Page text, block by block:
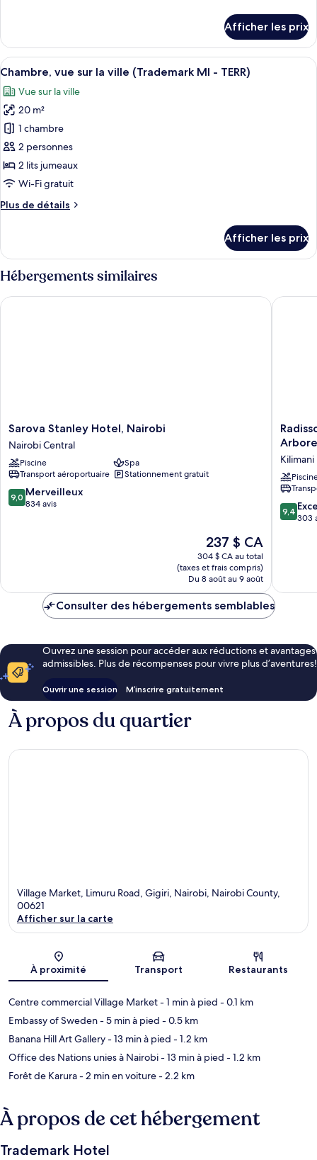
MI
-
EXDX)
Chambre
(Trademark
MI
EXDX)
Afficher les prix
Afficher
toutes
les
photos
pour
ce
type
de
chambre :
Chambre,
la
ville
MI
Une chambre d’hôtel avec deux
6
Chambre, vue sur la ville (Trademark MI - TERR)
Vue sur la ville
20 m²
1 chambre
2 personnes
2 lits jumeaux
Wi-Fi gratuit
Plus de détails
Plus
Chambre,
vue
sur
ville
Afficher les prix
Hébergements similaires
Sarova
Stanley
Hotel,
Nairobi
Nairobi
Central
Sarova Stanley Hotel, Nairobi
Nairobi Central
Piscine
Spa
Transport aéroportuaire
Stationnement gratuit
9.0
sur
9,0 Merveilleux
834 avis
Le
prix
est
de
237 $ CA
237 $ CA
304 $ CA au total
(taxes et frais compris)
Du 8 août au 9 août
Sarova Stanley Hotel, Nairobi
Blu
&
Nairobi
Kilimani
Kilimani
9.4
sur
9,4
303
Consulter des hébergements semblables
Ouvrez une session pour accéder aux réductions et avantages
admissibles. Plus de récompenses pour vivre plus d’aventures!
Ouvrir une session M’inscrire gratuitement
À propos du quartier
Village Market, Limuru Road, Gigiri, Nairobi, Nairobi County,
00621
Afficher sur la carte
À proximité Transport Restaurants
Centre commercial Village Market- 1 min à pied - 0.1 km
Embassy of Sweden- 5 min à pied - 0.5 km
Banana Hill Art Gallery- 13 min à pied - 1.2 km
Office des Nations unies à Nairobi- 13 min à pied - 1.2 km
Forêt de Karura- 2 min en voiture- 2.2 km
À propos de cet hébergement
Trademark Hotel